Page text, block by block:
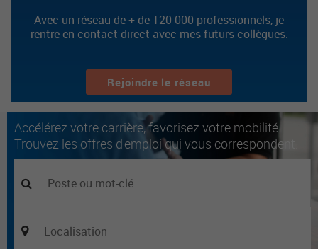
Avec un réseau de + de 120 000 professionnels, je
rentre en contact direct avec mes futurs collègues.
Rejoindre le réseau
Accélérez votre carrière, favorisez votre mobilité.
Trouvez les offres d'emploi qui vous correspondent.